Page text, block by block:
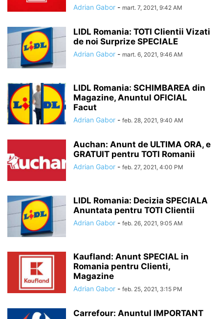
Adrian Gabor - mart. 7, 2021, 9:42 AM
LIDL Romania: TOTI Clientii Vizati
de noi Surprize SPECIALE
Adrian Gabor - mart. 6, 2021, 9:46 AM
LIDL Romania: SCHIMBAREA din
Magazine, Anuntul OFICIAL
Facut
Adrian Gabor - feb. 28, 2021, 9:40 AM
Auchan: Anunt de ULTIMA ORA, e
GRATUIT pentru TOTI Romanii
Adrian Gabor - feb. 27, 2021, 4:00 PM
LIDL Romania: Decizia SPECIALA
Anuntata pentru TOTI Clientii
Adrian Gabor - feb. 26, 2021, 9:05 AM
Kaufland: Anunt SPECIAL in
Romania pentru Clienti,
Magazine
Adrian Gabor - feb. 25, 2021, 3:15 PM
Carrefour: Anuntul IMPORTANT